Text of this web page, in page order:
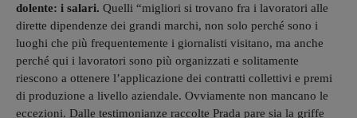
dolente: i salari. Quelli “migliori si trovano fra i lavoratori alle
dirette dipendenze dei grandi marchi, non solo perché sono i
luoghi che più frequentemente i giornalisti visitano, ma anche
perché qui i lavoratori sono più organizzati e solitamente
riescono a ottenere l’applicazione dei contratti collettivi e premi
di produzione a livello aziendale. Ovviamente non mancano le
eccezioni. Dalle testimonianze raccolte Prada pare sia la griffe